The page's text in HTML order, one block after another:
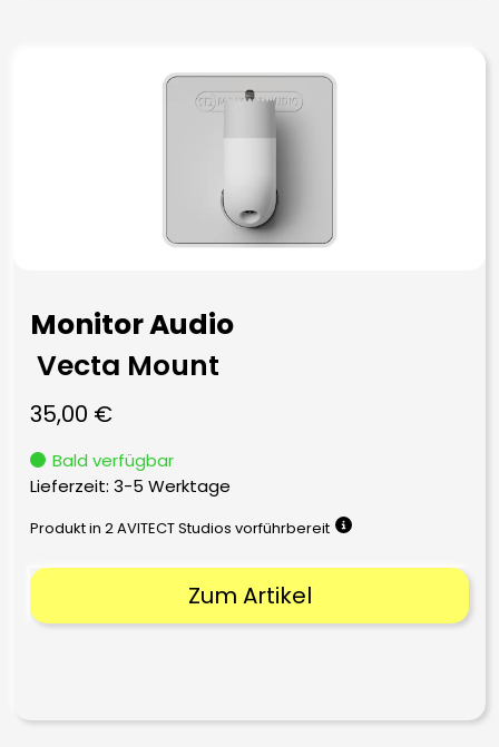
Monitor Audio
Vecta Mount
35,00 €
Bald verfügbar
Lieferzeit: 3-5 Werktage
Produkt in 2 AVITECT Studios vorführbereit
Zum Artikel